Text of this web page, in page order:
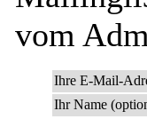
vom
Ihre E-Mail-
Ihr Name